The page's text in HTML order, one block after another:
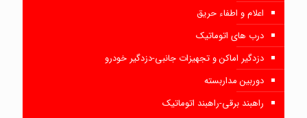
اعلام و اطفاء حریق
درب های اتوماتیک
دزدگیر اماکن و تجهیزات جانبی-دزدگیر خودرو
دوربین مداربسته
راهبند برقی-راهبند اتوماتیک